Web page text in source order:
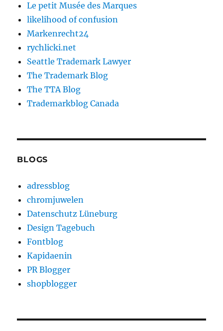
Le petit Musée des Marques
likelihood of confusion
Markenrecht24
rychlicki.net
Seattle Trademark Lawyer
The Trademark Blog
The TTA Blog
Trademarkblog Canada
BLOGS
adressblog
chromjuwelen
Datenschutz Lüneburg
Design Tagebuch
Fontblog
Kapidaenin
PR Blogger
shopblogger